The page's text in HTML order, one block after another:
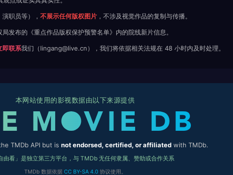
职员等）， 不展示任何版权图片 ，不涉及视觉作品的复制与传播。
发布的《重点作品版权保护预警名单》内的院线新片信息。
即联系我们（lingang@live.cn），我们将依据相关法规在 48 小时内及时处理。
本网站使用的影视数据由以下来源提供
TMDb API but is not endorsed, certified, or affiliated with TMDb.
由看」是独立第三方平台，与 TMDb 无任何隶属、赞助或合作关系
TMDb 数据依据 CC BY-SA 4.0协议使用。